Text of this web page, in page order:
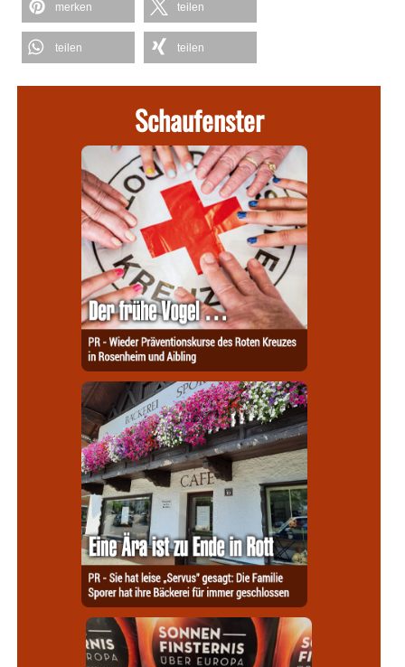
merken teilen
teilen teilen
Schaufenster